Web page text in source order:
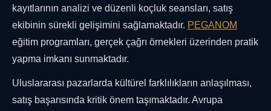
kayıtlarının analizi ve düzenli koçluk seansları, satış
ekibinin sürekli gelişimini sağlamaktadır. PEGANOM
eğitim programları, gerçek çağrı örnekleri üzerinden pratik
yapma imkanı sunmaktadır.
Uluslararası pazarlarda kültürel farklılıkların anlaşılması,
satış başarısında kritik önem taşımaktadır. Avrupa